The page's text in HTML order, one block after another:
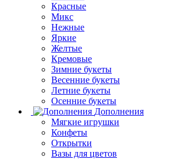
Красные
Микс
Нежные
Яркие
Желтые
Кремовые
Зимние букеты
Весенние букеты
Летние букеты
Осенние букеты
Дополнения
Мягкие игрушки
Конфеты
Открытки
Вазы для цветов